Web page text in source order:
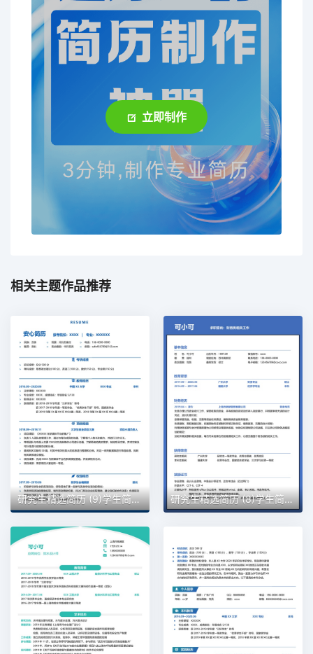
立即制作
相关主题作品推荐
研究生精选简历 (9)学生简历word模板 研究生精选简历 (8)学生简历word模板